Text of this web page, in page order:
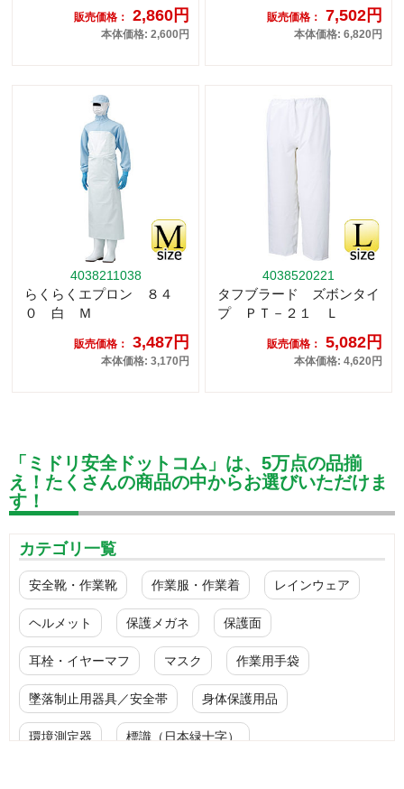
販売価格： 2,860円
本体価格: 2,600円
販売価格： 7,502円
本体価格: 6,820円
4038211038
らくらくエプロン ８４
０ 白 Ｍ
販売価格： 3,487円
本体価格: 3,170円
4038520221
タフブラード ズボンタイ
プ ＰＴ－２１ Ｌ
販売価格： 5,082円
本体価格: 4,620円
「ミドリ安全ドットコム」は、5万点の品揃
え！たくさんの商品の中からお選びいただけま
す！
カテゴリ一覧
安全靴・作業靴 作業服・作業着 レインウェア
ヘルメット 保護メガネ 保護面
耳栓・イヤーマフ マスク 作業用手袋
墜落制止用器具／安全帯 身体保護用品
環境測定器 標識（日本緑十字）